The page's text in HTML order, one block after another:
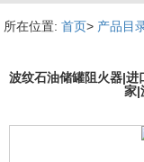
所在位置:首页> 产品目
波纹石油储罐阻火器|进
家|